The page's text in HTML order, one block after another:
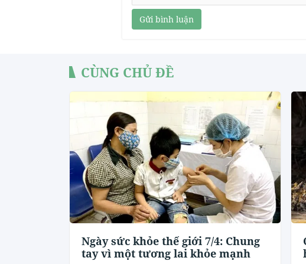
Gửi bình luận
CÙNG CHỦ ĐỀ
Ngày sức khỏe thế giới 7/4: Chung
tay vì một tương lai khỏe mạnh